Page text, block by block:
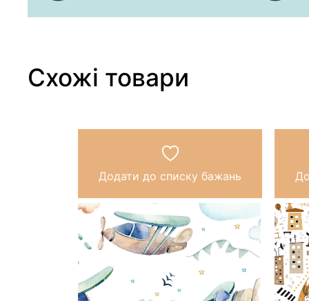
Схожі товари
Додати до списку бажань